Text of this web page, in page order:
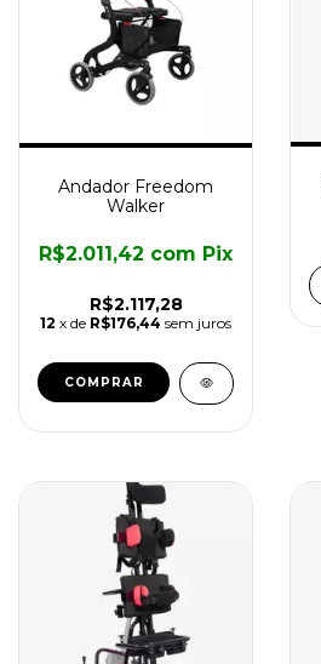
Andador Freedom
Walker
R$2.117,28
R$2.011,42 com Pix
12 x de R$176,44 sem juros
COMPRAR